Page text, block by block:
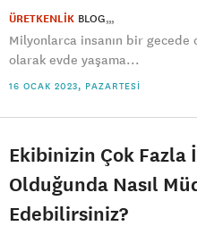
ÜRETKENLİK BLOG
Milyonlarca insanın bir gecede
olarak evde yaşama...
16 OCAK 2023, PAZARTESI
Ekibinizin Çok Fazla
Olduğunda Nasıl
Edebilirsiniz?